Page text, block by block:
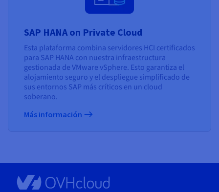
SAP HANA on Private Cloud
Esta plataforma combina servidores HCI certificados
para SAP HANA con nuestra infraestructura
gestionada de VMware vSphere. Esto garantiza el
alojamiento seguro y el despliegue simplificado de
sus entornos SAP más críticos en un cloud
soberano.
Más información